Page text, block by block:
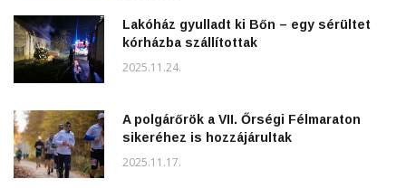
Lakóház gyulladt ki Bőn – egy sérültet
kórházba szállítottak
2025.11.24.
A polgárőrök a VII. Őrségi Félmaraton
sikeréhez is hozzájárultak
2025.11.17.